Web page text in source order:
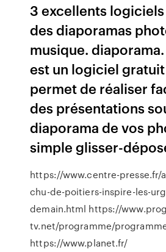
3 excellents
des diaporamas
musique.
est un logiciel
permet de réaliser
des présentations
diaporama de vos
simple glisser-
https://www.centre-presse.fr/
chu-de-poitiers-inspire-les-
demain.html https://
tv.net/programme/
https://www.planet.fr/